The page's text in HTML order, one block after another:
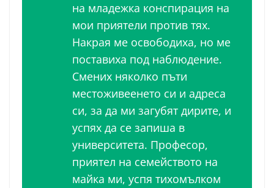
на младежка конспирация на
мои приятели против тях.
Накрая ме освободиха, но ме
поставиха под наблюдение.
Смених няколко пъти
местоживеенето си и адреса
си, за да ми загубят дирите, и
успях да се запиша в
университета. Професор,
приятел на семейството на
майка ми, успя тихомълком